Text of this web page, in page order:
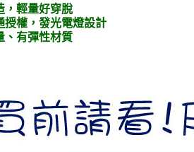
，輕量好穿脫
授權，發光電燈設計
、有彈性材質